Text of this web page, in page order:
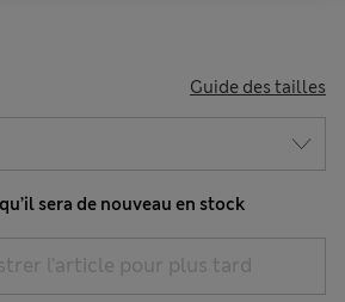
Guide des tailles
sera de nouveau en stock
l’article pour plus tard